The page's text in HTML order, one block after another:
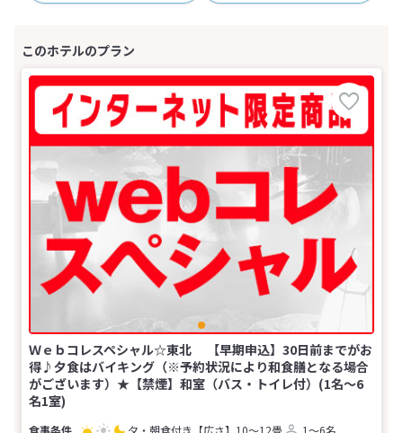
Ｗｅｂコレスペシャル☆東北 【早期申込】30日前までがお
得♪夕食はバイキング（※予約状況により和食膳となる場合
がございます）★【禁煙】和室（バス・トイレ付）(1名～6
名1室)
夕・朝食付き 【広さ】10～12畳 1～6名